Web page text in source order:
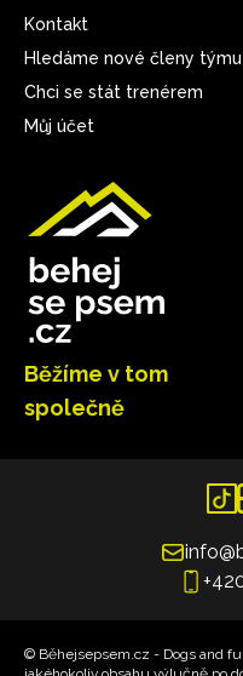
Běžíme v tom
společně
Kontakt
Hledáme nové členy týmu
Chci se stát trenérem
Můj účet
© Běhejsepsem.cz - Dogs and